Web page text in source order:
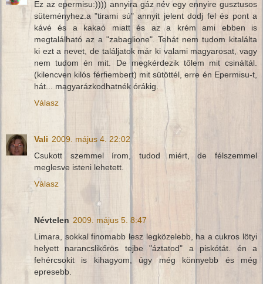
Ez az epermisu:)))) annyira gáz név egy ennyire gusztusos
süteményhez.a "tirami sú" annyit jelent dodj fel és pont a
kávé és a kakaó miatt és az a krém ami ebben is
megtalálható az a "zabaglione". Tehát nem tudom kitalálta
ki ezt a nevet, de találjatok már ki valami magyarosat, vagy
nem tudom én mit. De megkérdezik tőlem mit csináltál.
(kilencven kilós férfiembert) mit sütöttél, erre én Epermisu-t,
hát... magyarázkodhatnék órákig.
Válasz
Vali 2009. május 4. 22:02
Csukott szemmel írom, tudod miért, de félszemmel
meglesve isteni lehetett.
Válasz
Névtelen 2009. május 5. 8:47
Limara, sokkal finomabb lesz legközelebb, ha a cukros lötyi
helyett narancslikőrös tejbe "áztatod" a piskótát. én a
fehércsokit is kihagyom, úgy még könnyebb és még
epresebb.